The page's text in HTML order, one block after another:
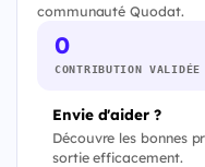
communauté Quodat.
0
CONTRIBUTION VALIDÉE
Envie d'aider ?
Découvre les bonnes
sortie efficacement.